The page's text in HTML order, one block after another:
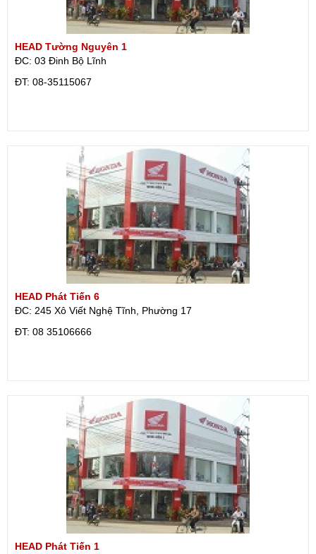
HEAD Tường Nguyên 1
ĐC: 03 Đinh Bộ Lĩnh
ÐT: 08-35115067
HEAD Phát Tiến 6
ĐC: 245 Xô Viết Nghệ Tĩnh, Phường 17
ÐT: 08 35106666
HEAD Phát Tiến 1